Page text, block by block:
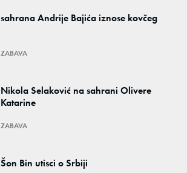
sahrana Andrije Bajića iznose kovčeg
ZABAVA
Nikola Selaković na sahrani Olivere
Katarine
ZABAVA
Šon Bin utisci o Srbiji